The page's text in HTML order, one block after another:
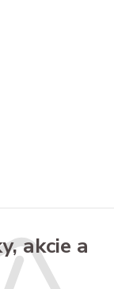
akcie a